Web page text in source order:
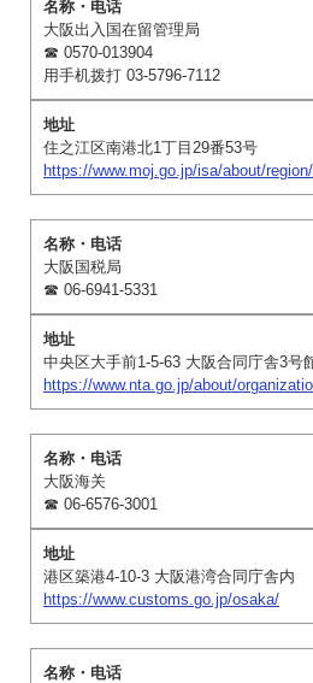
大阪出入国在留管理局
☎ 0570-013904
用手机拨打 03-5796-7112
住之江区南港北1丁目29番53号
https://www.moj.go.jp/isa/about/
大阪国税局
☎ 06-6941-5331
中央区大手前1-5-63 大阪合同庁舎3号
https://www.nta.go.jp/about/
大阪海关
☎ 06-6576-3001
港区築港4-10-3 大阪港湾合同庁舎内
https://www.customs.go.jp/osaka/